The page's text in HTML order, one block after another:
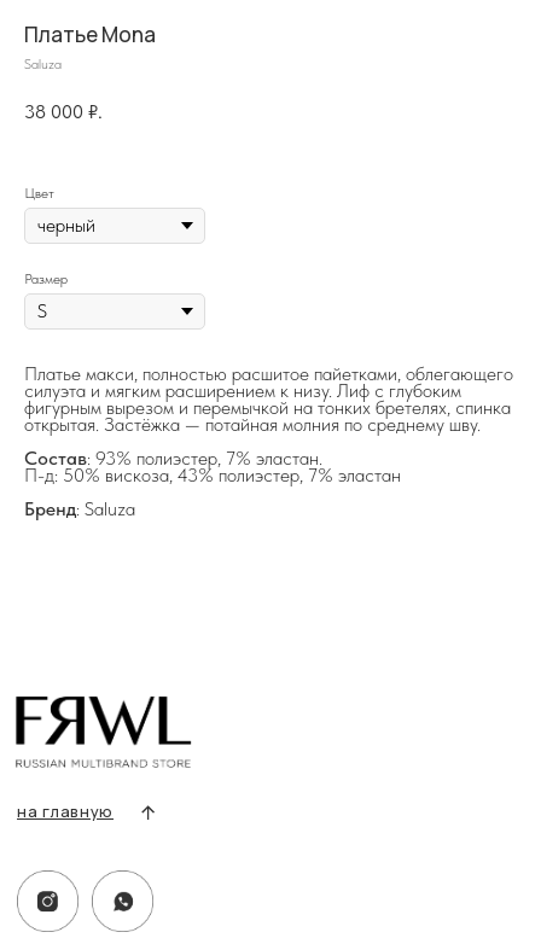
Платье Mona
Saluza
38 000 ₽.
Размер
Цвет
Платье макси, полностью расшитое пайетками, облегающего
силуэта и мягким расширением к низу. Лиф с глубоким
фигурным вырезом и перемычкой на тонких бретелях, спинка
открытая. Застёжка — потайная молния по среднему шву.
Состав: 93% полиэстер, 7% эластан.
П-д: 50% вискоза, 43% полиэстер, 7% эластан
Бренд: Saluza
Разделы сайта
Все товары
Контакты, реквизиты
Информация
Политика конфиденциальности
г. Казань, ул. Проспект Победы, 141 ТЦ МЕГА
info@frwl.store
+7 919 690-30-30